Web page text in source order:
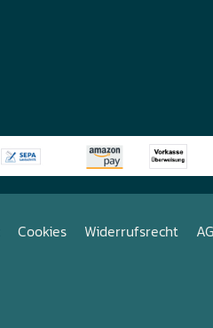
Cookies Widerrufsrecht